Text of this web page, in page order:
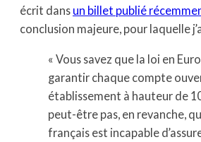
écrit dans un billet publié
conclusion majeure, pour laquelle
« Vous savez que la loi en
garantir chaque compte
établissement à hauteur de
peut-être pas, en revanche,
français est incapable